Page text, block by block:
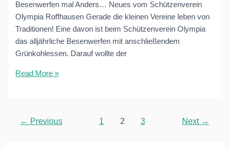
Besenwerfen mal Anders… Neues vom Schützenverein
Olympia Roffhausen Gerade die kleinen Vereine leben von
Traditionen! Eine davon ist beim Schützenverein Olympia
das alljährliche Besenwerfen mit anschließendem
Grünkohlessen. Darauf wollte der
Besenwerfen
Read More »
← Previous 1 2 3 Next →